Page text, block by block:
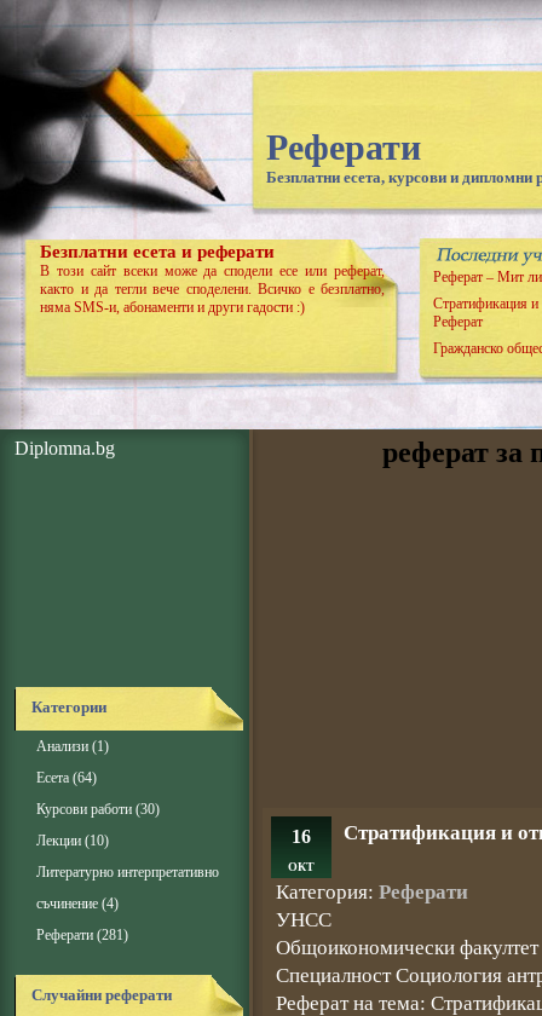
Реферати
Безплатни есета, курсови и дипломни
Безплатни есета и реферати
В този сайт всеки може да сподели есе или реферат,
както и да тегли вече споделени. Всичко е безплатно,
няма SMS-и, абонаменти и други гадости :)
Реферат – Мит ли
Стратификация
Реферат
Гражданско
Diplomna.bg
Категории
Анализи (1)
Есета (64)
Курсови работи (30)
Лекции (10)
Литературно интерпретативно
съчинение (4)
Реферати (281)
Случайни реферати
реферат за
16
ОКТ
Стратификация и
Категория: Реферати
УНСС
Общоикономически факултет
Специалност Социология
Реферат на тема: